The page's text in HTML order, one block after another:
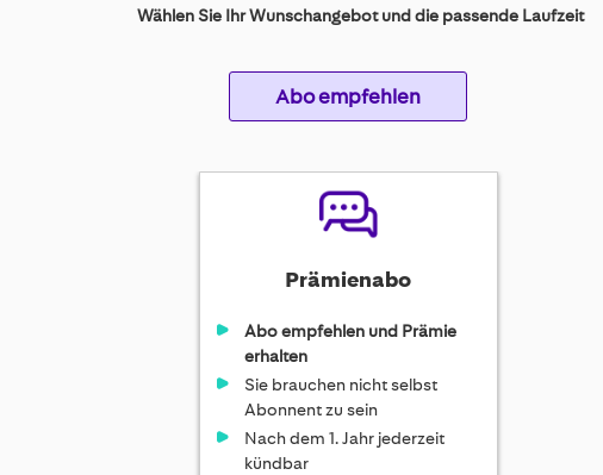
Wählen Sie Ihr Wunschangebot und die passende Laufzeit
Abo empfehlen
Prämienabo
Abo empfehlen und Prämie
erhalten
Sie brauchen nicht selbst
Abonnent zu sein
Nach dem 1. Jahr jederzeit
kündbar